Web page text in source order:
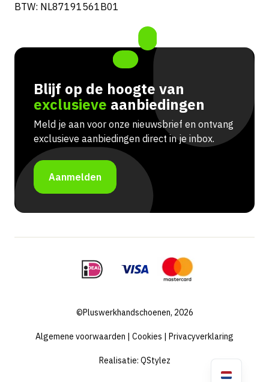
BTW: NL87191561B01
Blijf op de hoogte van
exclusieve aanbiedingen
Meld je aan voor onze nieuwsbrief en ontvang
exclusieve aanbiedingen direct in je inbox.
Aanmelden
©Pluswerkhandschoenen, 2026
Algemene voorwaarden | Cookies | Privacyverklaring
Realisatie: QStylez